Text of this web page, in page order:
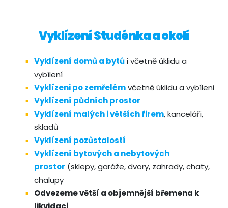
Vyklízení Studénka a okolí
Vyklízení domů a bytůi včetně úklidu a
vybílení
Vyklízeni po zemřelémvčetně úklidu a vybíleni
Vyklízení půdních prostor
Vyklízení malých i větších firem, kanceláři,
skladů
Vyklízení pozůstalostí
Vyklízení bytových a nebytových
prostor (sklepy, garáže, dvory, zahrady, chaty,
chalupy
Odvezeme větší a objemnější břemena k